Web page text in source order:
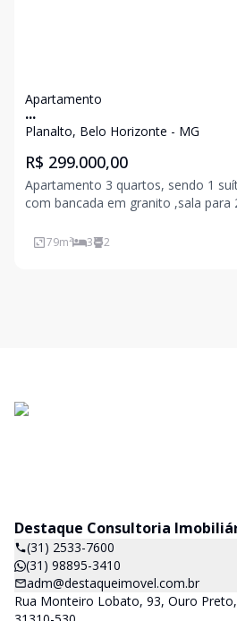
Apartamento
...
Planalto, Belo Horizonte - MG
R$ 299.000,00
Apartamento 3 quartos, sendo 1
com bancada em granito ,sala para
serviço, 2 vagas de garagem,
79m² 3 2
Destaque Consultoria
(31) 2533-7600
(31) 98895-3410
adm@destaqueimovel.com.br
Rua Monteiro Lobato, 93, Ouro